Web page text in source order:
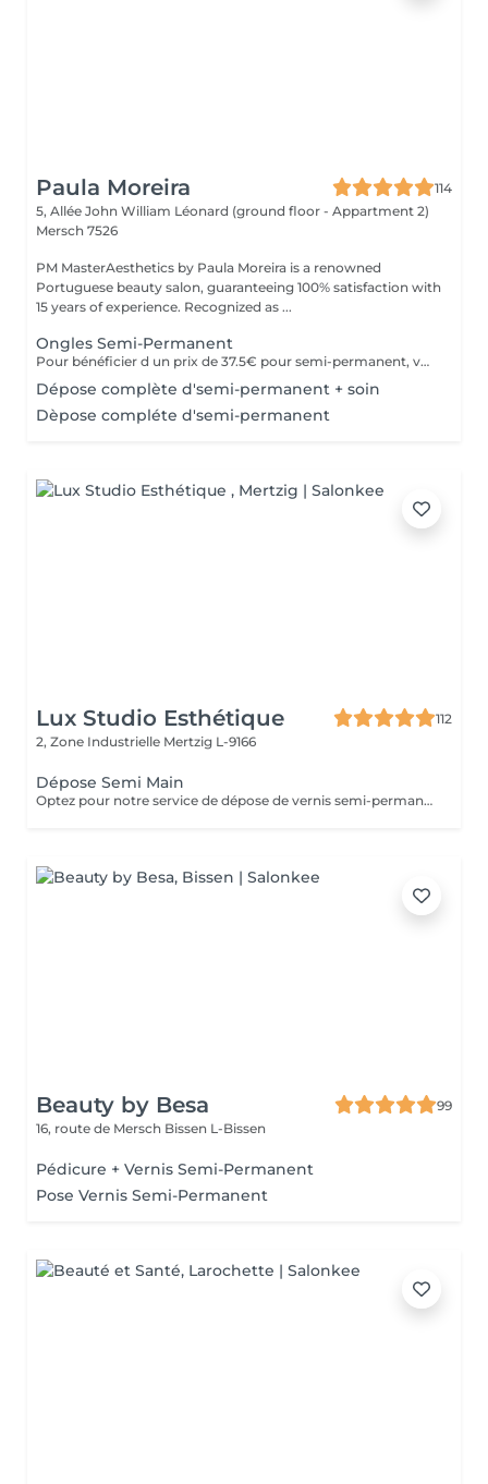
Paula Moreira
114
5, Allée John William Léonard (ground floor - Appartment 2)
Mersch 7526
PM MasterAesthetics by Paula Moreira is a renowned
Portuguese beauty salon, guaranteeing 100% satisfaction with
15 years of experience. Recognized as ...
Ongles Semi-Permanent
Pour bénéficier d un prix de 37.5€ pour semi-permanent, vous devez acheter une seule fois le kit individuel avec tout le matériel non jetable nécessaire, qui sera conserve pour nous, pour le futurs rendez-vous, garantissant ainsi une meilleure hygiène.* *renouvelable chaque année.
Dépose complète d'semi-permanent + soin
Dèpose compléte d'semi-permanent
Lux Studio Esthétique
112
2, Zone Industrielle Mertzig L-9166
Dépose Semi Main
Optez pour notre service de dépose de vernis semi-permanent avec 4 options adaptées à vos besoins : 1. Dépose simple : Retrait de l'ancien vernis semi-permanent.
Beauty by Besa
99
16, route de Mersch Bissen L-Bissen
Pédicure + Vernis Semi-Permanent
Pose Vernis Semi-Permanent